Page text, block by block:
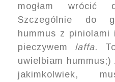
mogłam wrócić
Szczególnie do
hummus z piniolami
pieczywem laffa.
uwielbiam
jakimkolwiek,